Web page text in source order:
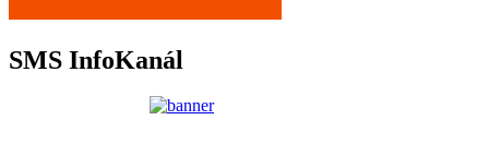
SMS InfoKanál